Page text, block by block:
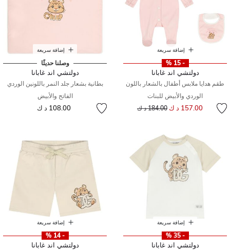
إضافة سريعة
- 15 %
دولتشي اند غابانا
طقم هدايا ملابس أطفال بالشعار باللون
الوردي والأبيض للبنات
157.00 د ك سعر مخفض من
184.00 د ك
إضافة سريعة
وصلنا حديثًا
دولتشي اند غابانا
بطانية بشعار جلد النمر باللونين الوردي
الفاتح والأبيض
108.00 د ك
إضافة سريعة
- 35 %
دولتشي اند غابانا
إضافة سريعة
- 14 %
دولتشي اند غابانا